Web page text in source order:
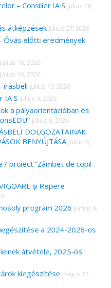
– Consilier IA S július 28,
átképzések július 27, 2026
Óvás előtti eredmények
július 16, 2026
július 16, 2026
írásbeli július 10, 2026
IA S július 9, 2026
a pályaorientációban és
július 9, 2026
DOLGOZATAINAK
BENYÚJTÁSA július 6,
/ proiect ”Zâmbet de copil
și Repere
program 2026 június 9,
a 2024-2026-os
átvétele, 2025-ös
kiegészítése május 22,